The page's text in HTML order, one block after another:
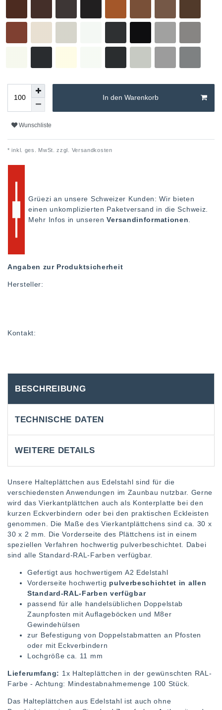
In den Warenkorb
Wunschliste
* inkl. ges. MwSt. zzgl. Versandkosten
Grüezi an unsere Schweizer Kunden: Wir bieten
einen unkomplizierten Paketversand in die Schweiz.
Mehr Infos in unserenVersandinformationen
Angaben zur Produktsicherheit
Hersteller:
Kontakt:
BESCHREIBUNG
TECHNISCHE DATEN
WEITERE DETAILS
Unsere Halteplättchen aus Edelstahl sind für die
verschiedensten Anwendungen im Zaunbau nutzbar. Gerne
wird das Vierkantplättchen auch als Konterplatte bei den
kurzen Eckverbindern oder bei den praktischen Eckleisten
genommen. Die Maße des Vierkantplättchens sind ca. 30 x
30 x 2 mm. Die Vorderseite des Plättchens ist in einem
speziellen Verfahren hochwertig pulverbeschichtet. Dabei
sind alle Standard-RAL-Farben verfügbar.
Gefertigt aus hochwertigem A2 Edelstahl
Vorderseite hochwertig pulverbeschichtet in allen
Standard-RAL-Farben verfügbar
passend für alle handelsüblichen Doppelstab
Zaunpfosten mit Auflageböcken und M8er
Gewindehülsen
zur Befestigung von Doppelstabmatten an Pfosten
oder mit Eckverbindern
Lochgröße ca. 11 mm
Lieferumfang: 1x Halteplättchen in der gewünschten RAL-
Farbe - Achtung: Mindestabnahmemenge 100 Stück.
Das Halteplättchen aus Edelstahl ist auch ohne